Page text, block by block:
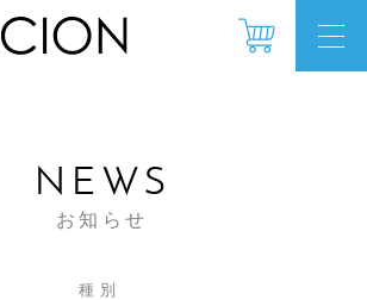
NEWS
お知らせ
種別